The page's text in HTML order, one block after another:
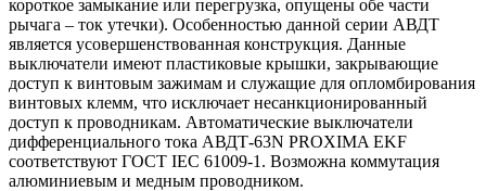
короткое замыкание или перегрузка, опущены обе части
рычага – ток утечки). Особенностью данной серии АВДТ
является усовершенствованная конструкция. Данные
выключатели имеют пластиковые крышки, закрывающие
доступ к винтовым зажимам и служащие для опломбирования
винтовых клемм, что исключает несанкционированный
доступ к проводникам. Автоматические выключатели
дифференциального тока АВДТ-63N PROXIMA EKF
соответствуют ГОСТ IEC 61009-1. Возможна коммутация
алюминиевым и медным проводником.